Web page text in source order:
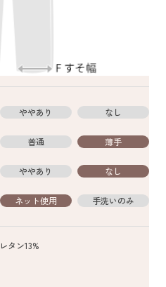
ややあり なし
普通 薄手
ややあり なし
ネット使用 手洗いのみ
タン13%